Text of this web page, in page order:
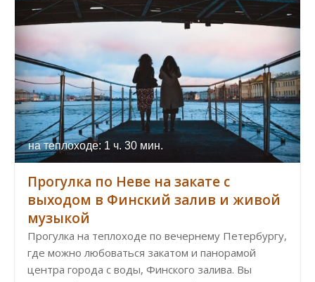
на теплоходе: 1 ч. 30 мин.
Прогулка по Неве на закате с
выходом в Финский залив и живой
музыкой
Прогулка на теплоходе по вечернему Петербургу,
где можно любоваться закатом и панорамой
центра города с воды, Финского залива. Вы